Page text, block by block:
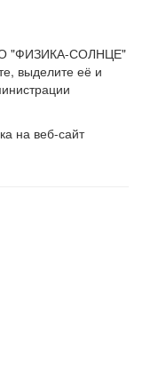
"ФИЗИКА-СОЛНЦЕ"
выделите её и
на веб-сайт